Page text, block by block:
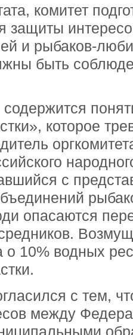
комитет
защиты
и рыбаков-
быть
содержится
которое
с
опасаются
10% водных
с тем,
между